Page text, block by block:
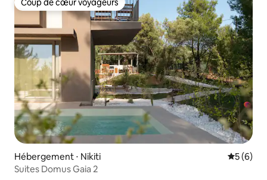
Coup de cœur voyageurs
Coup de cœur voyageurs
Hébergement ⋅ Nikiti
5 (6)
Suites Domus Gaia 2